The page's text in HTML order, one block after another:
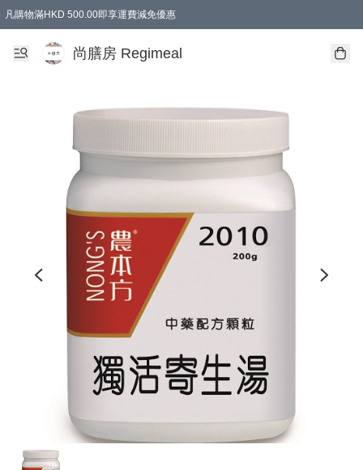
凡購物滿HKD 500.00即享運費減免優惠
尚膳房 Regimeal